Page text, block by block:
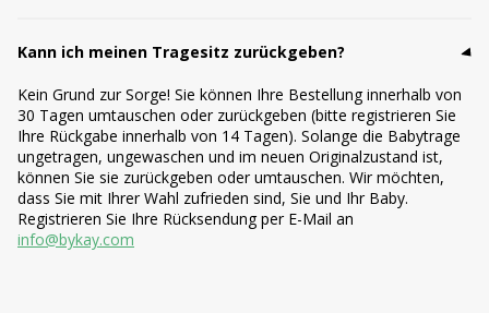
Kann ich meinen Tragesitz zurückgeben?
Kein Grund zur Sorge! Sie können Ihre Bestellung innerhalb von
30 Tagen umtauschen oder zurückgeben (bitte registrieren Sie
Ihre Rückgabe innerhalb von 14 Tagen). Solange die Babytrage
ungetragen, ungewaschen und im neuen Originalzustand ist,
können Sie sie zurückgeben oder umtauschen. Wir möchten,
dass Sie mit Ihrer Wahl zufrieden sind, Sie und Ihr Baby.
Registrieren Sie Ihre Rücksendung per E-Mail an
info@bykay.com